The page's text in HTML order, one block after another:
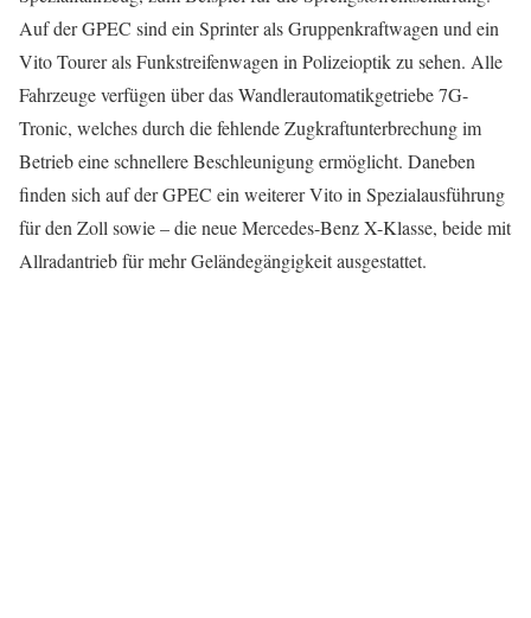
Auf der GPEC sind ein Sprinter als Gruppenkraftwagen und ein
Vito Tourer als Funkstreifenwagen in Polizeioptik zu sehen. Alle
Fahrzeuge verfügen über das Wandlerautomatikgetriebe 7G-
Tronic, welches durch die fehlende Zugkraftunterbrechung im
Betrieb eine schnellere Beschleunigung ermöglicht. Daneben
finden sich auf der GPEC ein weiterer Vito in Spezialausführung
für den Zoll sowie – die neue Mercedes-Benz X-Klasse, beide mit
Allradantrieb für mehr Geländegängigkeit ausgestattet.